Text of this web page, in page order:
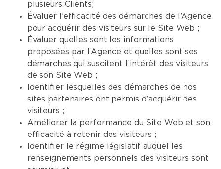
plusieurs Clients;
Évaluer l’efficacité des démarches de l’Agence
pour acquérir des visiteurs sur le Site Web ;
Évaluer quelles sont les informations
proposées par l’Agence et quelles sont ses
démarches qui suscitent l’intérêt des visiteurs
de son Site Web ;
Identifier lesquelles des démarches de nos
sites partenaires ont permis d’acquérir des
visiteurs ;
Améliorer la performance du Site Web et son
efficacité à retenir des visiteurs ;
Identifier le régime législatif auquel les
renseignements personnels des visiteurs sont